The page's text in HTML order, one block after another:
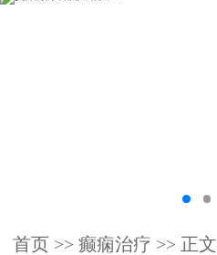
首页 >> 癫痫治疗 >> 正文